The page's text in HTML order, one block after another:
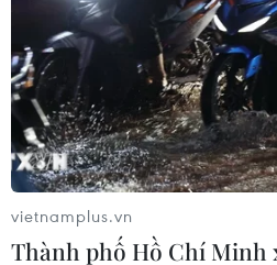
#Trung Quốc #Đài Loan
Đài Loan
Trung Quốc
Theo dõi VietnamPlus
vietnamplus.vn
Thành phố Hồ Chí Minh